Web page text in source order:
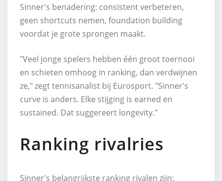
Sinner's benadering: consistent verbeteren,
geen shortcuts nemen, foundation building
voordat je grote sprongen maakt.
"Veel jonge spelers hebben één groot toernooi
en schieten omhoog in ranking, dan verdwijnen
ze," zegt tennisanalist bij Eurosport. "Sinner's
curve is anders. Elke stijging is earned en
sustained. Dat suggereert longevity."
Ranking rivalries
Sinner's belangrijkste ranking rivalen zijn: